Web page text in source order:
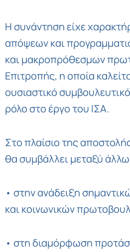
Η συνάντηση είχε
απόψεων και
και μακροπρόθεσμων
Επιτροπής, η οποία
ουσιαστικό
ρόλο στο έργο του ΙΣΑ.
Στο πλαίσιο της
θα συμβάλλει μεταξύ
• στην ανάδειξη
και κοινωνικών
• στη διαμόρφωση